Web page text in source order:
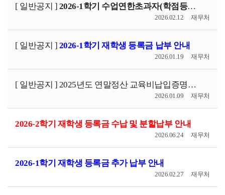
[ 일반공지 ] 2026-1학기 수업연한초과자(학점등록) 등록 방법 안내
재무처
2026.02.12
[ 일반공지 ] 2026-1학기 재학생 등록금 납부 안내
재무처
2026.01.19
[ 일반공지 ] 2025년도 연말정산 교육비납입증명서 확인 방법 안내
재무처
2026.01.09
2026-2학기 재학생 등록금 수납 및 분할납부 안내
재무처
2026.06.24
2026-1학기 재학생 등록금 추가 납부 안내
재무처
2026.02.27